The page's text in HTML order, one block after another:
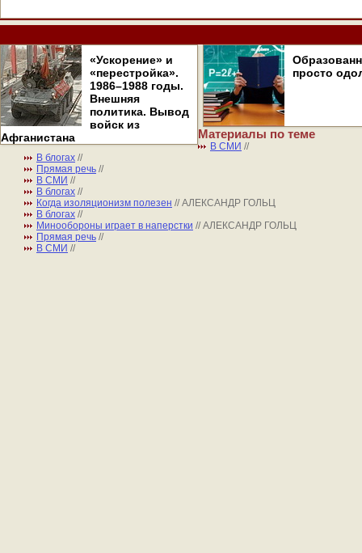
«Ускорение» и
«перестройка».
1986–1988 годы.
Внешняя
политика. Вывод
войск из
Афганистана
просто
Материалы по теме
В СМИ //
В блогах //
Прямая речь //
В СМИ //
В блогах //
Когда изоляционизм полезен // АЛЕКСАНДР ГОЛЬЦ
В блогах //
Минообороны играет в наперстки // АЛЕКСАНДР ГОЛЬЦ
Прямая речь //
В СМИ //